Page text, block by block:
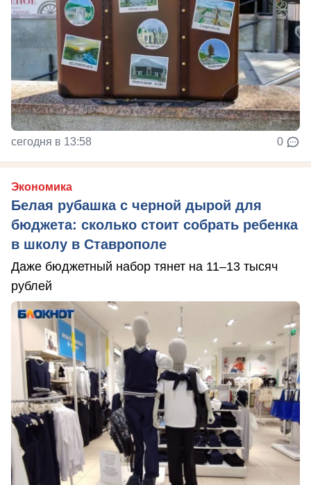
сегодня в 13:58 0
Экономика
Белая рубашка с черной дырой для
бюджета: сколько стоит собрать ребенка
в школу в Ставрополе
Даже бюджетный набор тянет на 11–13 тысяч
рублей